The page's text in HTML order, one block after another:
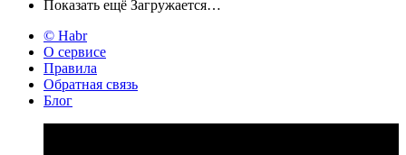
Показать ещё Загружается…
© Habr
О сервисе
Правила
Обратная связь
Блог